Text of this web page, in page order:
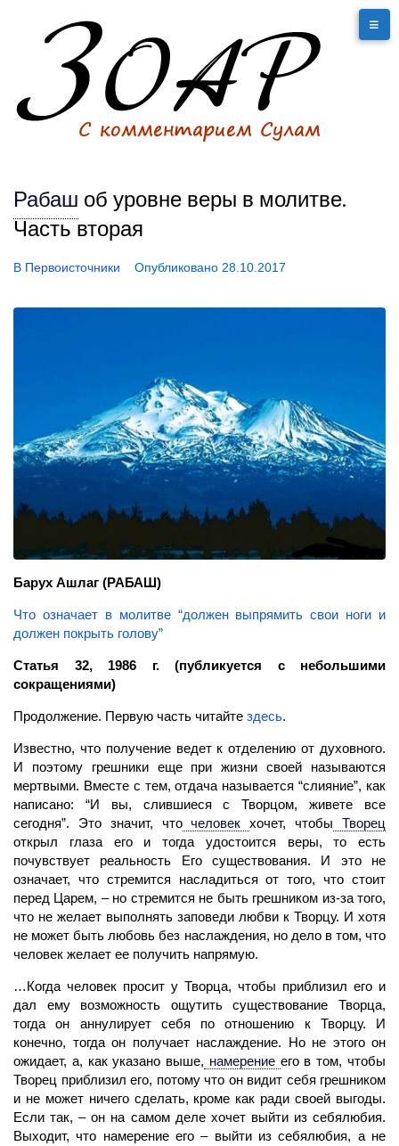
Рабаш об уровне веры в молитве.
Часть вторая
В Первоисточники Опубликовано 28.10.2017
Барух Ашлаг (РАБАШ)
Что означает в молитве “должен выпрямить свои ноги и
должен покрыть голову”
Статья 32, 1986 г. (публикуется с небольшими
сокращениями)
Продолжение. Первую часть читайте здесь.
Известно, что получение ведет к отделению от духовного.
И поэтому грешники еще при жизни своей называются
мертвыми. Вместе с тем, отдача называется “слияние”, как
написано: “И вы, слившиеся с Творцом, живете все
сегодня”. Это значит, чточеловекхочет, чтобы Творец
открыл глаза его и тогда удостоится веры, то есть
почувствует реальность Его существования. И это не
означает, что стремится насладиться от того, что стоит
перед Царем, – но стремится не быть грешником из-за того,
что не желает выполнять заповеди любви к Творцу. И хотя
не может быть любовь без наслаждения, но дело в том, что
человек желает ее получить напрямую.
…Когда человек просит у Творца, чтобы приблизил его и
дал ему возможность ощутить существование Творца,
тогда он аннулирует себя по отношению к Творцу. И
конечно, тогда он получает наслаждение. Но не этого он
ожидает, а, как указано выше, намерение его в том, чтобы
Творец приблизил его, потому что он видит себя грешником
и не может ничего сделать, кроме как ради своей выгоды.
Если так, – он на самом деле хочет выйти из себялюбия.
Выходит, что намерение его – выйти из себялюбия, а не